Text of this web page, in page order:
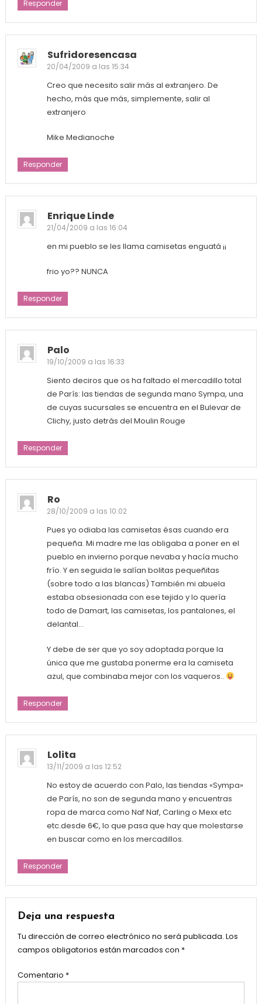
Responder
Sufridoresencasa
20/04/2009 a las 15:34
Creo que necesito salir más al extranjero. De
hecho, más que más, simplemente, salir al
extranjero
Mike Medianoche
Responder
Enrique Linde
21/04/2009 a las 16:04
en mi pueblo se les llama camisetas enguatá ¡¡
frio yo?? NUNCA
Responder
Palo
19/10/2009 a las 16:33
Siento deciros que os ha faltado el mercadillo total
de París: las tiendas de segunda mano Sympa, una
de cuyas sucursales se encuentra en el Bulevar de
Clichy, justo detrás del Moulin Rouge
Responder
Ro
28/10/2009 a las 10:02
Pues yo odiaba las camisetas ésas cuando era
pequeña. Mi madre me las obligaba a poner en el
pueblo en invierno porque nevaba y hacía mucho
frío. Y en seguida le salían bolitas pequeñitas
(sobre todo a las blancas) También mi abuela
estaba obsesionada con ese tejido y lo quería
todo de Damart, las camisetas, los pantalones, el
delantal…
Y debe de ser que yo soy adoptada porque la
única que me gustaba ponerme era la camiseta
azul, que combinaba mejor con los vaqueros..
Responder
Lolita
13/11/2009 a las 12:52
No estoy de acuerdo con Palo, las tiendas «Sympa»
de París, no son de segunda mano y encuentras
ropa de marca como Naf Naf, Carling o Mexx etc
etc.desde 6€, lo que pasa que hay que molestarse
en buscar como en los mercadillos.
Responder
Deja una respuesta
Tu dirección de correo electrónico no será publicada. Los
campos obligatorios están marcados con *
Comentario *